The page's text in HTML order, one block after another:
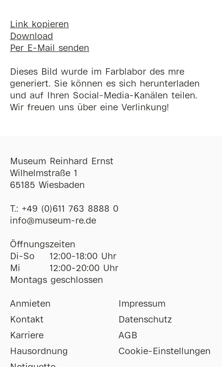
Link kopieren
Download
Per E-Mail senden
Dieses Bild wurde im Farblabor des mre
generiert. Sie können es sich herunterladen
und auf Ihren Social-Media-Kanälen teilen.
Wir freuen uns über eine Verlinkung!
Museum Reinhard Ernst
Wilhelmstraße 1
65185 Wiesbaden
T.: +49 (0)611 763 8888 0
ofni@museum-re de
Öffnungszeiten
Di-So
12:00-18:00 Uhr
Mi
12:00-20:00 Uhr
Montags geschlossen
Anmieten
Kontakt
Karriere
Hausordnung
Impressum
Datenschutz
AGB
Cookie-Einstellungen